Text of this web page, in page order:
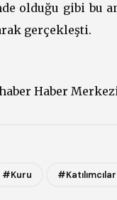
olduğu gibi bu
gerçekleşti.
Haber
#Kuru